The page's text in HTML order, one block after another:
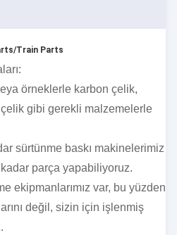
Train Parts
örneklerle karbon çelik,
gibi gerekli malzemelerle
sürtünme baskı makinelerimiz
parça yapabiliyoruz.
ekipmanlarımız var, bu yüzden
değil, sizin için işlenmiş